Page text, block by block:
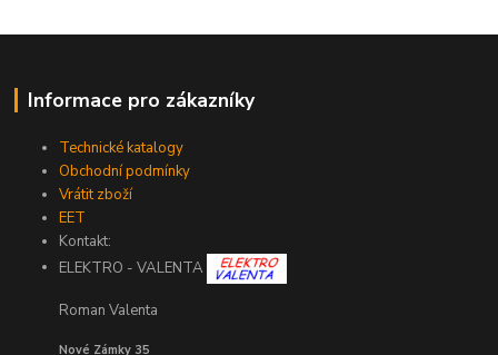
Informace pro zákazníky
Technické katalogy
Obchodní podmínky
Vrátit zboží
EET
Kontakt:
ELEKTRO - VALENTA
Roman Valenta
Nové Zámky 35